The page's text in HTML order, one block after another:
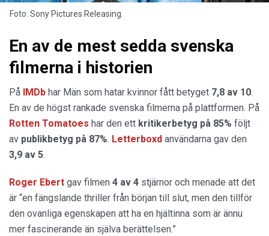
Foto: Sony Pictures Releasing.
En av de mest sedda svenska
filmerna i historien
På IMDb har Män som hatar kvinnor fått betyget 7,8 av 10.
En av de högst rankade svenska filmerna på plattformen. På
Rotten Tomatoes har den ett kritikerbetyg på 85% följt
av publikbetyg på 87%. Letterboxd användarna gav den
3,9 av 5.
Roger Ebert gav filmen 4 av 4 stjärnor och menade att det
är “en fängslande thriller från början till slut, men den tillför
den ovanliga egenskapen att ha en hjältinna som är ännu
mer fascinerande än själva berättelsen.”